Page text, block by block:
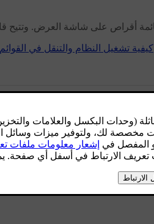
كيفية تشغيل النظام والتنقل في القوائم